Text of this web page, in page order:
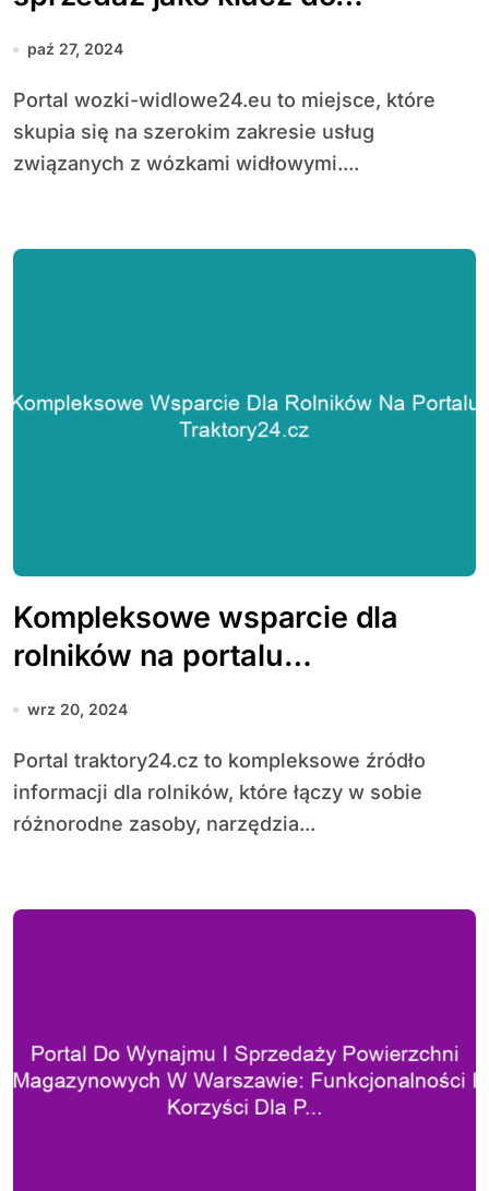
efektywnego zarządzania flotą
paź 27, 2024
Portal wozki-widlowe24.eu to miejsce, które
skupia się na szerokim zakresie usług
związanych z wózkami widłowymi....
Kompleksowe wsparcie dla
rolników na portalu
traktory24.cz
wrz 20, 2024
Portal traktory24.cz to kompleksowe źródło
informacji dla rolników, które łączy w sobie
różnorodne zasoby, narzędzia...